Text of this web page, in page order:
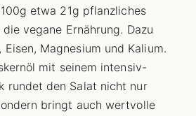
etwa 21g pflanzliches
vegane Ernährung. Dazu
Magnesium und Kalium.
mit seinem intensiv-
rundet den Salat nicht nur
bringt auch wertvolle